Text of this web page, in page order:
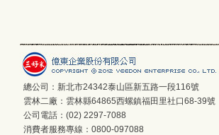
總公司：新北市24342泰山區新五路一段116號
雲林二廠：雲林縣64865西螺鎮福田里社口68-39號
公司電話：(02) 2297-7088
消費者服務專線：0800-097088